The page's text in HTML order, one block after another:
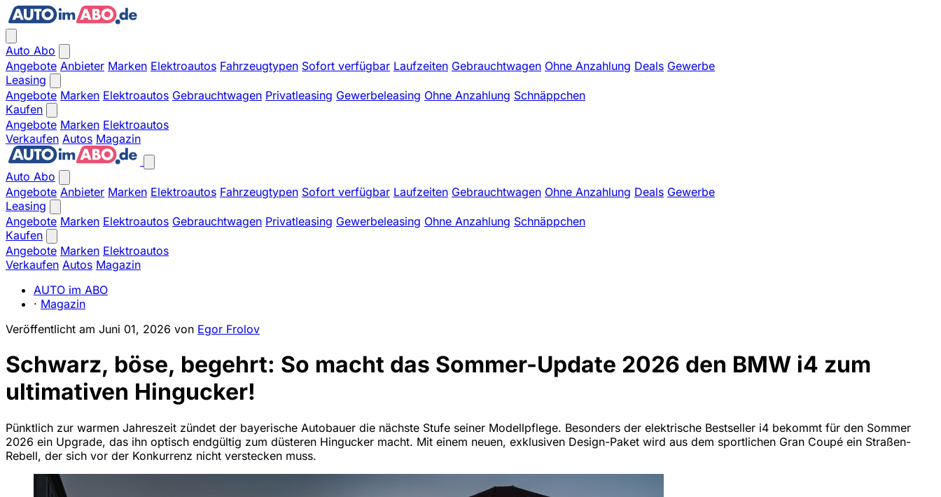
Auto Abo
Angebote Anbieter Marken Elektroautos Fahrzeugtypen Sofort verfügbar Laufzeiten Gebrauchtwagen Ohne Anzahlung Deals Gewerbe
Leasing
Angebote Marken Elektroautos Gebrauchtwagen Privatleasing Gewerbeleasing Ohne Anzahlung Schnäppchen
Kaufen
Angebote Marken Elektroautos
Verkaufen Autos Magazin
Auto Abo
Angebote Anbieter Marken Elektroautos Fahrzeugtypen Sofort verfügbar Laufzeiten Gebrauchtwagen Ohne Anzahlung Deals Gewerbe
Leasing
Angebote Marken Elektroautos Gebrauchtwagen Privatleasing Gewerbeleasing Ohne Anzahlung Schnäppchen
Kaufen
Angebote Marken Elektroautos
Verkaufen Autos Magazin
AUTO im ABO
· Magazin
Veröffentlicht am Juni 01, 2026 von Egor Frolov
Schwarz, böse, begehrt: So macht das Sommer-Update 2026 den BMW i4 zum
ultimativen Hingucker!
Pünktlich zur warmen Jahreszeit zündet der bayerische Autobauer die nächste Stufe seiner Modellpflege. Besonders der elektrische Bestseller i4 bekommt für den Sommer
2026 ein Upgrade, das ihn optisch endgültig zum düsteren Hingucker macht. Mit einem neuen, exklusiven Design-Paket wird aus dem sportlichen Gran Coupé ein Straßen-
Rebell, der sich vor der Konkurrenz nicht verstecken muss.